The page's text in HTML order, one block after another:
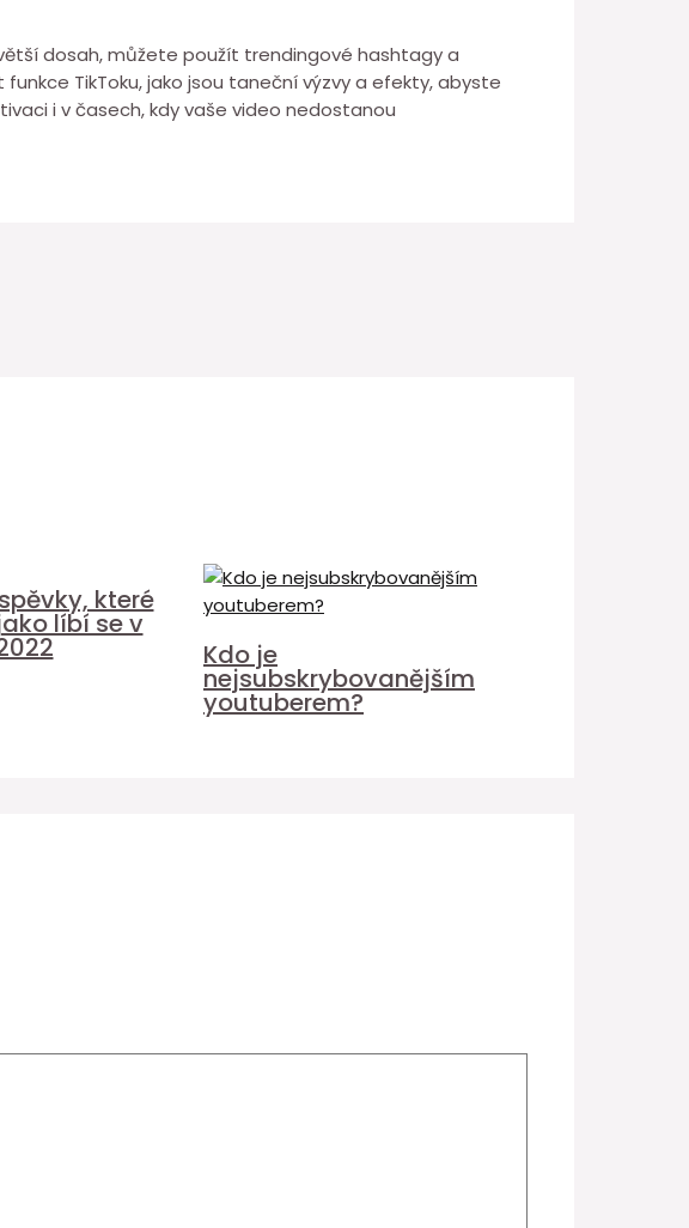
dosah, můžete použít trendingové hashtagy a
TikToku, jako jsou taneční výzvy a efekty, abyste
i v časech, kdy vaše video nedostanou
které
líbí se v
Kdo je
nejsubskrybovanějším
youtuberem?